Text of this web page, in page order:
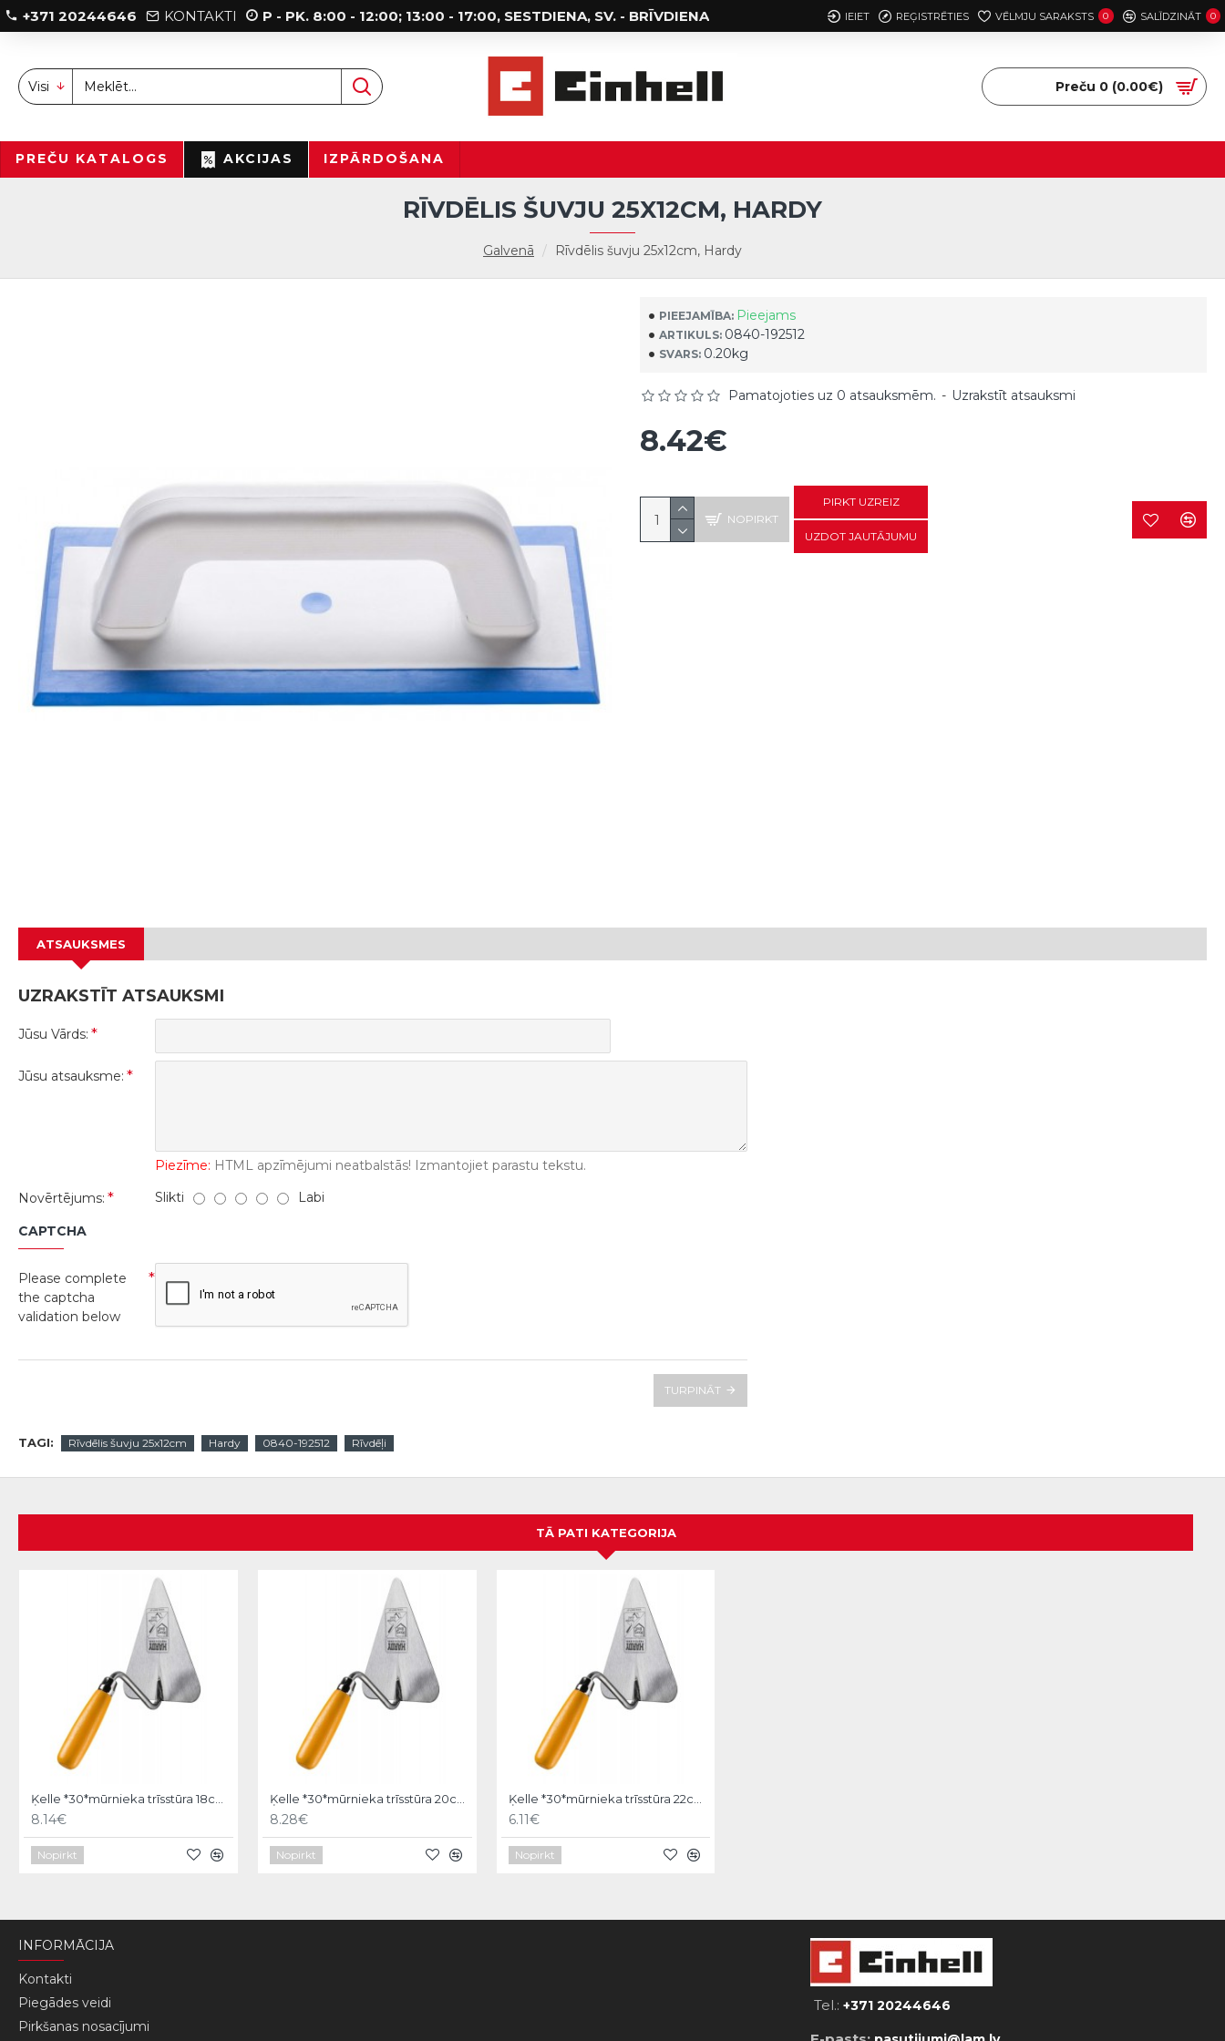
+371 20244646 KONTAKTI P - PK. 8:00 - 12:00; 13:00 - 17:00, SESTDIENA, SV. - BRĪVDIENA IEIET REĢISTRĒTIES VĒLMJU SARAKSTS 0 SALĪDZINĀT 0
Visi Preču 0 (0.00€)
PREČU KATALOGS AKCIJAS IZPĀRDOŠANA
Galvenā Rīvdēlis šuvju 25x12cm, Hardy
RĪVDĒLIS ŠUVJU 25X12CM, HARDY
PIEEJAMĪBA: Pieejams
ARTIKULS: 0840-192512
SVARS: 0.20kg
Pamatojoties uz 0 atsauksmēm. - Uzrakstīt atsauksmi
8.42€
NOPIRKT
PIRKT UZREIZ
UZDOT JAUTĀJUMU
ATSAUKSMES
UZRAKSTĪT ATSAUKSMI
Jūsu Vārds:
Jūsu atsauksme:
Piezīme: HTML apzīmējumi neatbalstās! Izmantojiet parastu tekstu.
Novērtējums:
Slikti Labi
CAPTCHA
Please complete
the captcha
validation below
TURPINĀT
TAGI: Rīvdēlis šuvju 25x12cm Hardy 0840-192512 Rīvdēļi
TĀ PATI KATEGORIJA
8.14€
Nopirkt
8.28€
Nopirkt
6.11€
Nopirkt
INFORMĀCIJA
Kontakti
Piegādes veidi
Pirkšanas nosacījumi
Tel.:+371 20244646